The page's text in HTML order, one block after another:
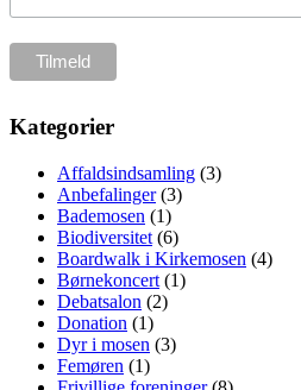
Kategorier
Affaldsindsamling (3)
Anbefalinger(3)
Bademosen (1)
Biodiversitet (6)
Boardwalk i Kirkemosen (4)
Børnekoncert (1)
Debatsalon (2)
Donation (1)
Dyr i mosen (3)
Femøren (1)